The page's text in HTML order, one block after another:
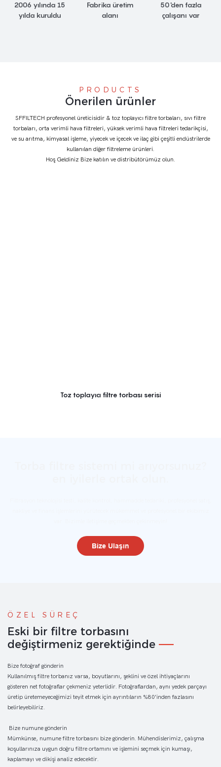
2006 yılında 15
yılda kuruldu
Fabrika üretim
alanı
50'den fazla
çalışanı var
PRODUCTS
Önerilen ürünler
SFFILTECH profesyonel üreticisidir & toz toplayıcı filtre torbaları, sıvı filtre
torbaları, orta verimli hava filtreleri, yüksek verimli hava filtreleri tedarikçisi,
ve su arıtma, kimyasal işleme, yiyecek ve içecek ve ilaç gibi çeşitli endüstrilerde
kullanılan diğer filtreleme ürünleri.
Hoş Geldiniz Bize katılın ve distribütörümüz olun.
Toz toplayıcı filtre torbası serisi
Bize Ulaşın
ÖZEL SÜREÇ
Eski bir filtre torbasını
değiştirmeniz gerektiğinde ——
Bize fotoğraf gönderin
Kullanılmış filtre torbanız varsa, boyutlarını, şeklini ve özel ihtiyaçlarını
gösteren net fotoğraflar çekmeniz yeterlidir. Fotoğraflardan, aynı yedek parçayı
üretip üretemeyeceğimizi teyit etmek için ayrıntıların %80'inden fazlasını
belirleyebiliriz.
Bize numune gönderin
Mümkünse, numune filtre torbasını bize gönderin. Mühendislerimiz, çalışma
koşullarınıza uygun doğru filtre ortamını ve işlemini seçmek için kumaşı,
kaplamayı ve dikişi analiz edecektir.